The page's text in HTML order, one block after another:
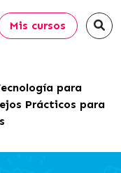
Mis cursos
para
Prácticos para